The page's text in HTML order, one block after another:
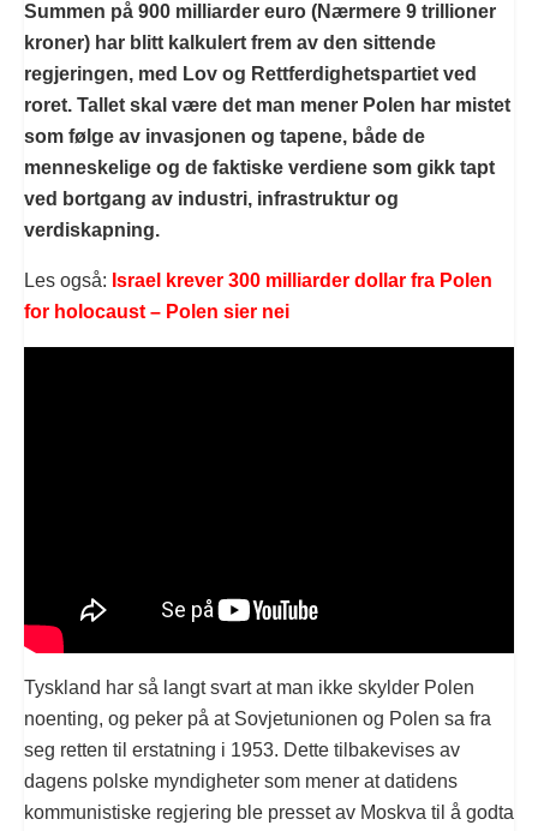
Summen på 900 milliarder euro (Nærmere 9 trillioner
kroner) har blitt kalkulert frem av den sittende
regjeringen, med Lov og Rettferdighetspartiet ved
roret. Tallet skal være det man mener Polen har mistet
som følge av invasjonen og tapene, både de
menneskelige og de faktiske verdiene som gikk tapt
ved bortgang av industri, infrastruktur og
verdiskapning.
Les også: Israel krever 300 milliarder dollar fra Polen
for holocaust – Polen sier nei
Tyskland har så langt svart at man ikke skylder Polen
noenting, og peker på at Sovjetunionen og Polen sa fra
seg retten til erstatning i 1953. Dette tilbakevises av
dagens polske myndigheter som mener at datidens
kommunistiske regjering ble presset av Moskva til å godta